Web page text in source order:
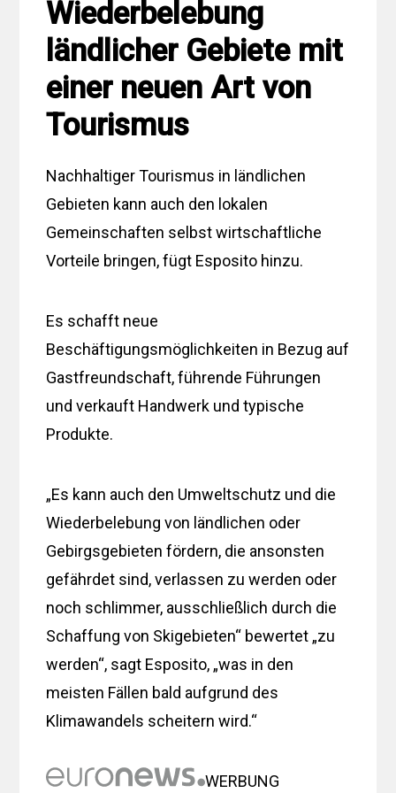
Wiederbelebung
ländlicher Gebiete mit
einer neuen Art von
Tourismus
Nachhaltiger Tourismus in ländlichen
Gebieten kann auch den lokalen
Gemeinschaften selbst wirtschaftliche
Vorteile bringen, fügt Esposito hinzu.
Es schafft neue
Beschäftigungsmöglichkeiten in Bezug auf
Gastfreundschaft, führende Führungen
und verkauft Handwerk und typische
Produkte.
„Es kann auch den Umweltschutz und die
Wiederbelebung von ländlichen oder
Gebirgsgebieten fördern, die ansonsten
gefährdet sind, verlassen zu werden oder
noch schlimmer, ausschließlich durch die
Schaffung von Skigebieten“ bewertet „zu
werden“, sagt Esposito, „was in den
meisten Fällen bald aufgrund des
Klimawandels scheitern wird.“
WERBUNG